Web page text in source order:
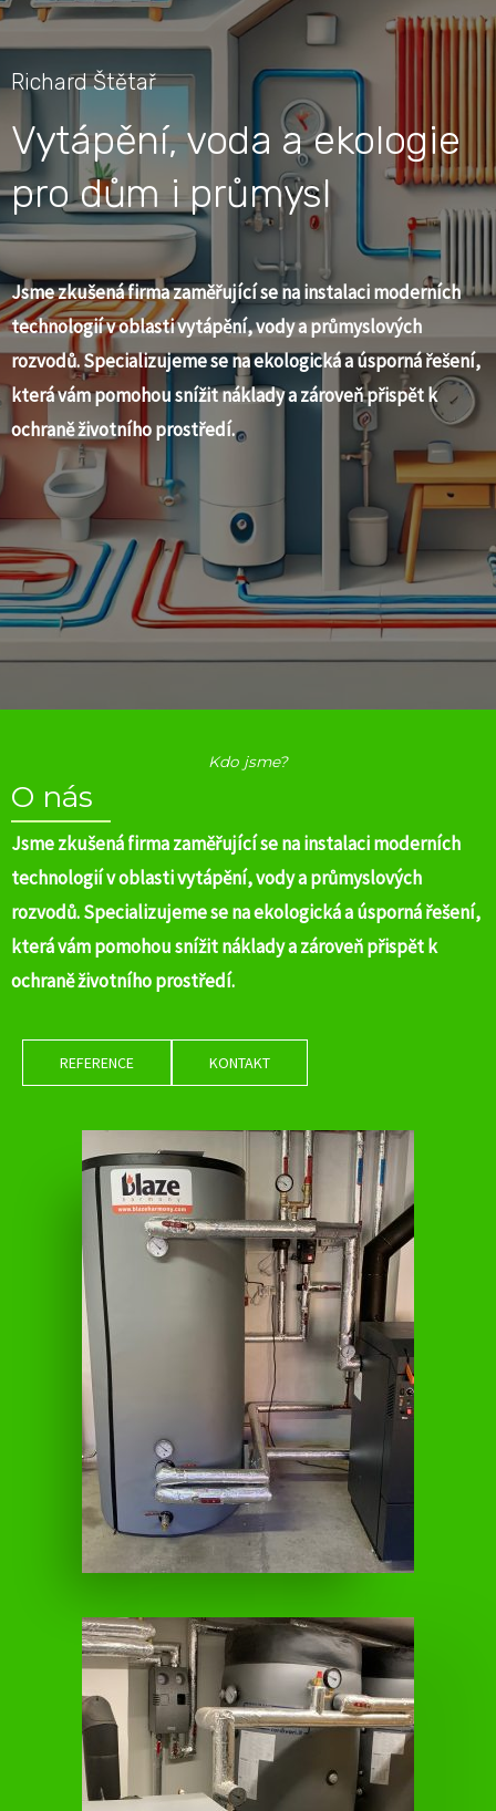
Richard Štětař
Vytápění, voda a ekologie
pro dům i průmysl
Jsme zkušená firma zaměřující se na instalaci moderních
technologií v oblasti vytápění, vody a průmyslových
rozvodů. Specializujeme se na ekologická a úsporná řešení,
která vám pomohou snížit náklady a zároveň přispět k
ochraně životního prostředí.
Kdo jsme?
O nás
Jsme zkušená firma zaměřující se na instalaci moderních
technologií v oblasti vytápění, vody a průmyslových
rozvodů. Specializujeme se na ekologická a úsporná řešení,
která vám pomohou snížit náklady a zároveň přispět k
ochraně životního prostředí.
REFERENCE KONTAKT